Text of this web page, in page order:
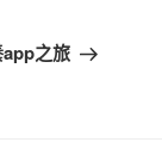
之旅